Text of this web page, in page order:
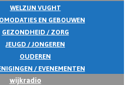
WELZIJN VUGHT
EN GEBOUWEN
GEZONDHEID / ZORG
JEUGD / JONGEREN
OUDEREN
/ EVENEMENTEN
wijkradio